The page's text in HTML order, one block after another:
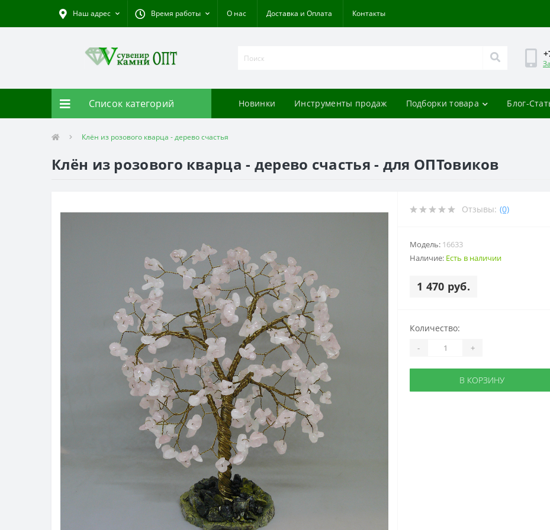
Наш адрес Время работы О нас Доставка и Оплата Контакты
Список категорий Новинки Инструменты продаж Подборки товара Блог-
Клён из розового кварца - дерево счастья
Клён из розового кварца - дерево счастья - для ОПТовиков
Отзывы: (0)
Модель: 16633
Наличие: Есть в наличии
1 470 руб.
Количество:
- +
В КОРЗИНУ